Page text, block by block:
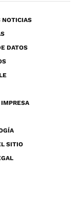
NOTICIAS
DATOS
SITIO